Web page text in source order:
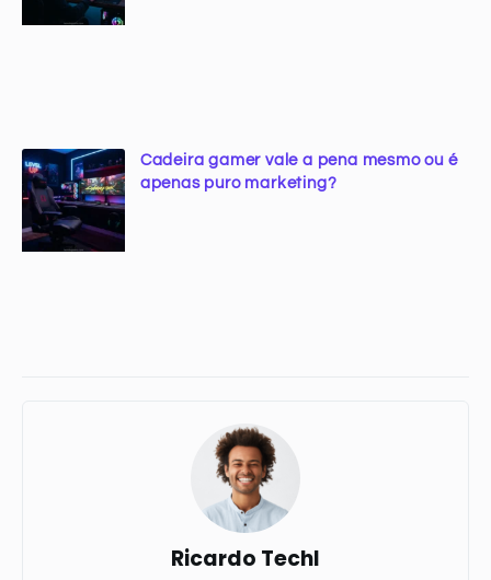
Cadeira gamer vale a pena mesmo ou é
apenas puro marketing?
Ricardo TechI